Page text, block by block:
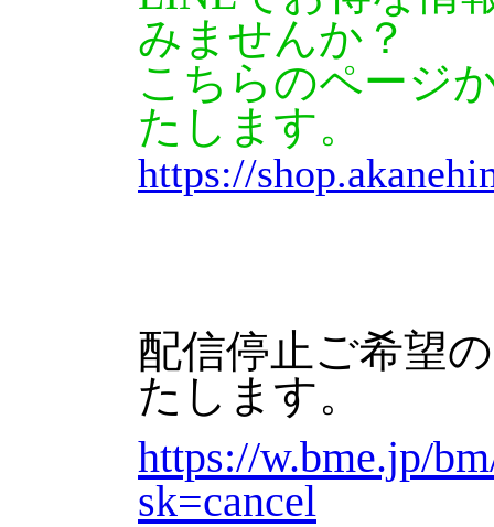
みませんか？
こちらのページ
たします。
https://
配信停止ご希望
たします。
https://w.bme.jp/
sk=cancel